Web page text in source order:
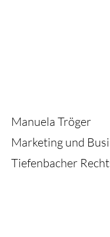
Manuela Tröger
Marketing und
Tiefenbacher